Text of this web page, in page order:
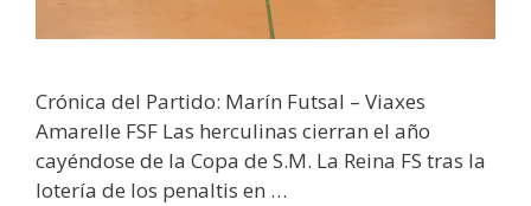
Crónica del Partido: Marín Futsal – Viaxes
Amarelle FSF Las herculinas cierran el año
cayéndose de la Copa de S.M. La Reina FS tras la
lotería de los penaltis en …